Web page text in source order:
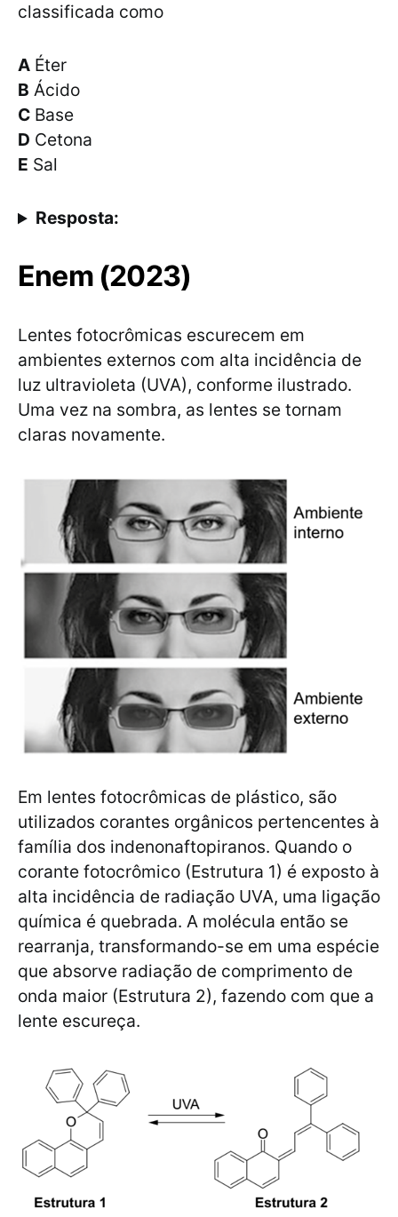
classificada como
A Éter
B Ácido
C Base
D Cetona
E Sal
Resposta:
Enem (2023)
Lentes fotocrômicas escurecem em
ambientes externos com alta incidência de
luz ultravioleta (UVA), conforme ilustrado.
Uma vez na sombra, as lentes se tornam
claras novamente.
Em lentes fotocrômicas de plástico, são
utilizados corantes orgânicos pertencentes à
família dos indenonaftopiranos. Quando o
corante fotocrômico (Estrutura 1) é exposto à
alta incidência de radiação UVA, uma ligação
química é quebrada. A molécula então se
rearranja, transformando-se em uma espécie
que absorve radiação de comprimento de
onda maior (Estrutura 2), fazendo com que a
lente escureça.